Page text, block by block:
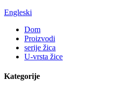
Engleski
Dom
Proizvodi
serije žica
U-vrsta žice
Kategorije